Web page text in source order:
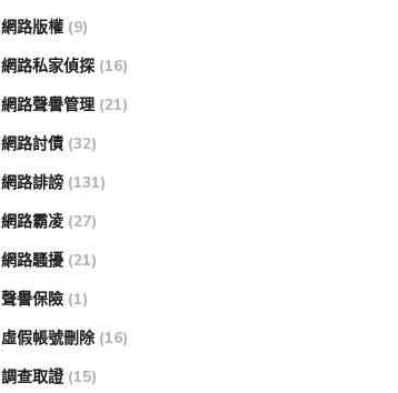
網路版權 (9)
網路私家偵探 (16)
網路聲譽管理 (21)
網路討債 (32)
網路誹謗 (131)
網路霸凌 (27)
網路騷擾 (21)
聲譽保險 (1)
虛假帳號刪除 (16)
調查取證 (15)